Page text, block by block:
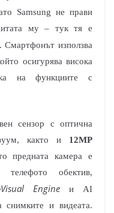
Samsung не прави
му – тук тя е
. Смартфонът използва
осигурява висока
на функциите с
сензор с оптична
както и 12MP
предната камера е
обектив,
Engine и AI
снимките и видеата.